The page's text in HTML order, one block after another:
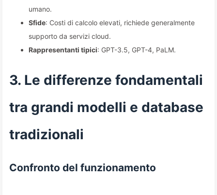
umano.
Sfide: Costi di calcolo elevati, richiede generalmente
supporto da servizi cloud.
Rappresentanti tipici: GPT-3.5, GPT-4, PaLM.
3. Le differenze fondamentali
tra grandi modelli e database
tradizionali
Confronto del funzionamento